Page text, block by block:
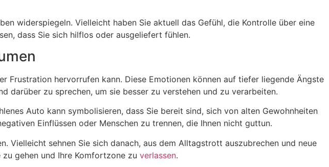
widerspiegeln. Vielleicht haben Sie aktuell das Gefühl, die Kontrolle über eine
dass Sie sich hilflos oder ausgeliefert fühlen.
Frustration hervorrufen kann. Diese Emotionen können auf tiefer liegende Ängste
darüber zu sprechen, um sie besser zu verstehen und zu verarbeiten.
Auto kann symbolisieren, dass Sie bereit sind, sich von alten Gewohnheiten
Einflüssen oder Menschen zu trennen, die Ihnen nicht guttun.
Vielleicht sehnen Sie sich danach, aus dem Alltagstrott auszubrechen und neue
zu gehen und Ihre Komfortzone zu verlassen.